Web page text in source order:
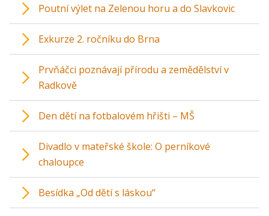
Poutní výlet na Zelenou horu a do Slavkovic
Exkurze 2. ročníku do Brna
Prvňáčci poznávají přírodu a zemědělství v
Radkově
Den dětí na fotbalovém hřišti – MŠ
Divadlo v mateřské škole: O perníkové
chaloupce
Besídka „Od dětí s láskou“